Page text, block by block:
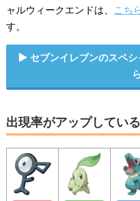
ャルウィークエンドは、 こち
す。
セブンイレブンのスペ
ら
出現率がアップしてい